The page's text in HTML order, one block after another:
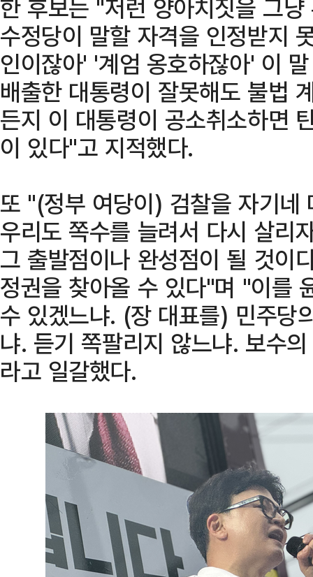
한 후보는 "저런 양아치짓을 그
수정당이 말할 자격을 인정받지
인이잖아' '계엄 옹호하잖아' 이
배출한 대통령이 잘못해도 불법
든지 이 대통령이 공소취소하면
이 있다"고 지적했다.
또 "(정부 여당이) 검찰을 자기네
우리도 쪽수를 늘려서 다시 살리
그 출발점이나 완성점이 될 것
정권을 찾아올 수 있다"며 "이를
수 있겠느냐. (장 대표를) 민주당
냐. 듣기 쪽팔리지 않느냐. 보수
라고 일갈했다.